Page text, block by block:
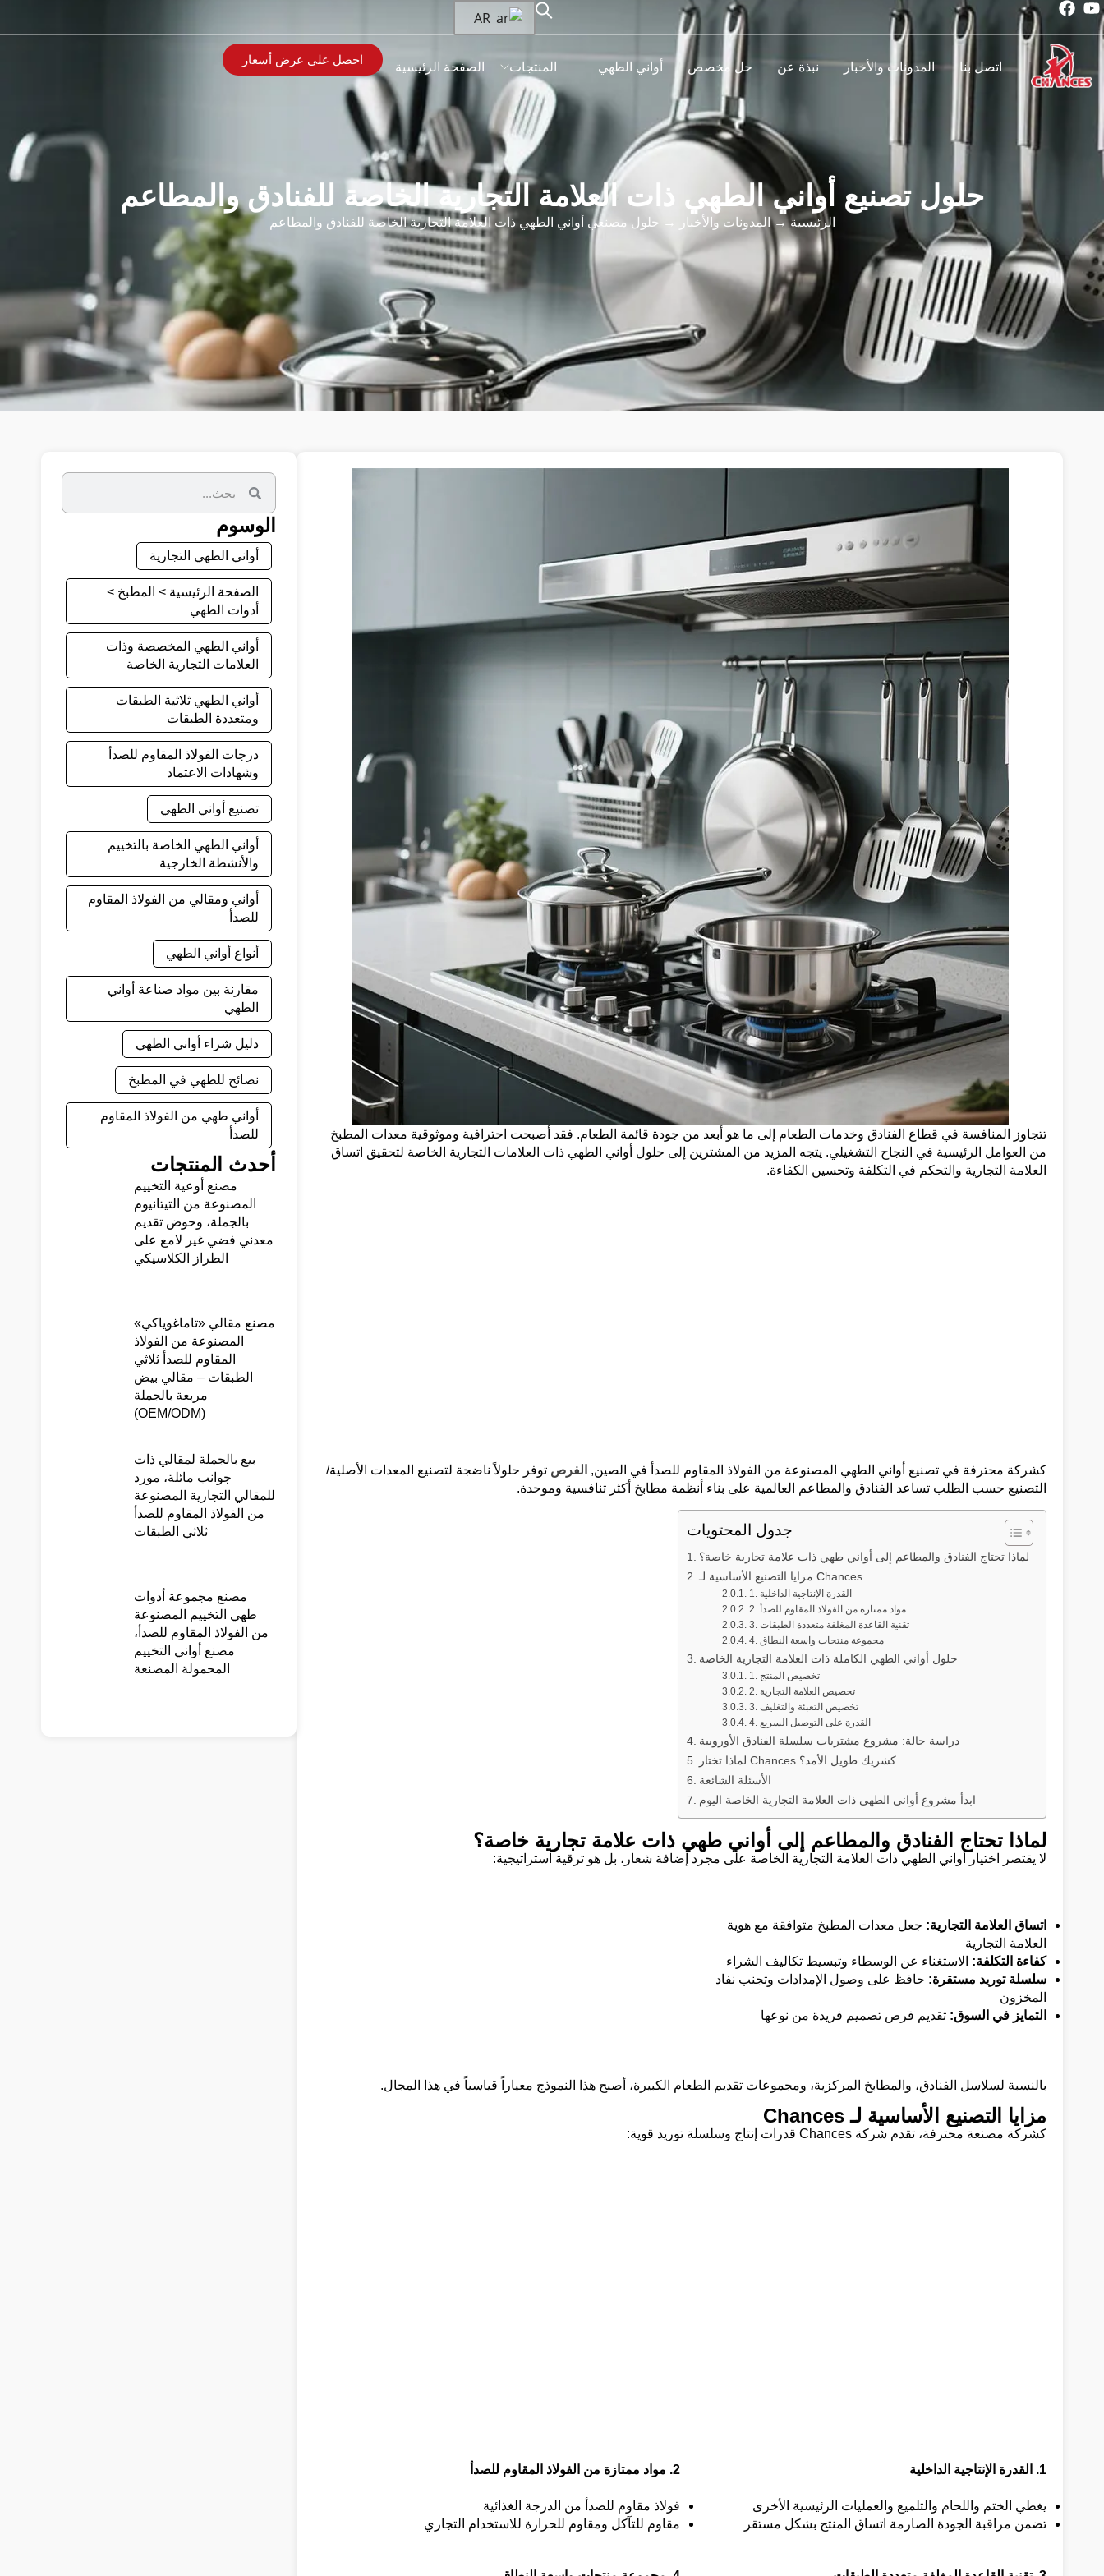
AR
الصفحة الرئيسية المنتجات أواني الطهي حل مخصص نبذة عن المدونات والأخبار اتصل بنا
احصل على عرض أسعار
حلول تصنيع أواني الطهي ذات العلامة التجارية الخاصة للفنادق والمطاعم
الرئيسية→المدونات والأخبار → حلول مصنعي أواني الطهي ذات العلامة التجارية الخاصة للفنادق والمطاعم
تتجاوز المنافسة في قطاع الفنادق وخدمات الطعام إلى ما هو أبعد من جودة قائمة الطعام. فقد أصبحت احترافية وموثوقية معدات المطبخ
من العوامل الرئيسية في النجاح التشغيلي. يتجه المزيد من المشترين إلى حلول أواني الطهي ذات العلامات التجارية الخاصة لتحقيق اتساق
العلامة التجارية والتحكم في التكلفة وتحسين الكفاءة.
كشركة محترفة في تصنيع أواني الطهي المصنوعة من الفولاذ المقاوم للصدأ في الصين, الفرص توفر حلولاً ناضجة لتصنيع المعدات الأصلية/
التصنيع حسب الطلب تساعد الفنادق والمطاعم العالمية على بناء أنظمة مطابخ أكثر تنافسية وموحدة.
جدول المحتويات
لماذا تحتاج الفنادق والمطاعم إلى أواني طهي ذات علامة تجارية خاصة؟
مزايا التصنيع الأساسية لـ Chances
1. القدرة الإنتاجية الداخلية
2. مواد ممتازة من الفولاذ المقاوم للصدأ
3. تقنية القاعدة المغلفة متعددة الطبقات
4. مجموعة منتجات واسعة النطاق
حلول أواني الطهي الكاملة ذات العلامة التجارية الخاصة
1. تخصيص المنتج
2. تخصيص العلامة التجارية
3. تخصيص التعبئة والتغليف
4. القدرة على التوصيل السريع
دراسة حالة: مشروع مشتريات سلسلة الفنادق الأوروبية
لماذا تختار Chances كشريك طويل الأمد؟
الأسئلة الشائعة
ابدأ مشروع أواني الطهي ذات العلامة التجارية الخاصة اليوم
لماذا تحتاج الفنادق والمطاعم إلى أواني طهي ذات علامة تجارية خاصة؟
لا يقتصر اختيار أواني الطهي ذات العلامة التجارية الخاصة على مجرد إضافة شعار، بل هو ترقية استراتيجية:
اتساق العلامة التجارية: جعل معدات المطبخ متوافقة مع هوية
العلامة التجارية
كفاءة التكلفة: الاستغناء عن الوسطاء وتبسيط تكاليف الشراء
سلسلة توريد مستقرة: حافظ على وصول الإمدادات وتجنب نفاد
المخزون
التمايز في السوق: تقديم فرص تصميم فريدة من نوعها
بالنسبة لسلاسل الفنادق، والمطابخ المركزية، ومجموعات تقديم الطعام الكبيرة، أصبح هذا النموذج معياراً قياسياً في هذا المجال.
مزايا التصنيع الأساسية لـ Chances
كشركة مصنعة محترفة، تقدم شركة Chances قدرات إنتاج وسلسلة توريد قوية:
1. القدرة الإنتاجية الداخلية
يغطي الختم واللحام والتلميع والعمليات الرئيسية الأخرى
تضمن مراقبة الجودة الصارمة اتساق المنتج بشكل مستقر
2. مواد ممتازة من الفولاذ المقاوم للصدأ
فولاذ مقاوم للصدأ من الدرجة الغذائية
مقاوم للتآكل ومقاوم للحرارة للاستخدام التجاري
الوسوم
أواني الطهي التجارية
الصفحة الرئيسية > المطبخ >
أدوات الطهي
أواني الطهي المخصصة وذات
العلامات التجارية الخاصة
أواني الطهي ثلاثية الطبقات
ومتعددة الطبقات
درجات الفولاذ المقاوم للصدأ
وشهادات الاعتماد
تصنيع أواني الطهي
أواني الطهي الخاصة بالتخييم
والأنشطة الخارجية
أواني ومقالي من الفولاذ المقاوم
للصدأ
أنواع أواني الطهي
مقارنة بين مواد صناعة أواني
الطهي
دليل شراء أواني الطهي
نصائح للطهي في المطبخ
أواني طهي من الفولاذ المقاوم
للصدأ
أحدث المنتجات
مصنع أوعية التخييم
المصنوعة من التيتانيوم
بالجملة، وحوض تقديم
معدني فضي غير لامع على
الطراز الكلاسيكي
مصنع مقالي «تاماغوياكي»
المصنوعة من الفولاذ
المقاوم للصدأ ثلاثي
الطبقات – مقالي بيض
مربعة بالجملة
(OEM/ODM)
بيع بالجملة لمقالي ذات
جوانب مائلة، مورد
للمقالي التجارية المصنوعة
من الفولاذ المقاوم للصدأ
ثلاثي الطبقات
مصنع مجموعة أدوات
طهي التخييم المصنوعة
من الفولاذ المقاوم للصدأ،
مصنع أواني التخييم
المحمولة المصنعة